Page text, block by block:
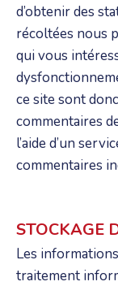
d’obtenir des
récoltées nous
qui vous
ce site sont
commentaires
l’aide d’un
commentaires
STOCKAGE
Les
traitement